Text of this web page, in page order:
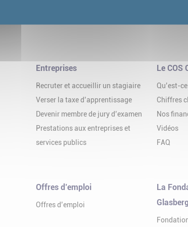
Entreprises
Recruter et accueillir un stagiaire
Verser la taxe d’apprentissage
Devenir membre de jury d’examen
Prestations aux entreprises et
services publics
Le COS
Qu’est-
Chiffres
Nos
Vidéos
FAQ
Offres d’emploi
Offres d’emploi
La
Glasberg